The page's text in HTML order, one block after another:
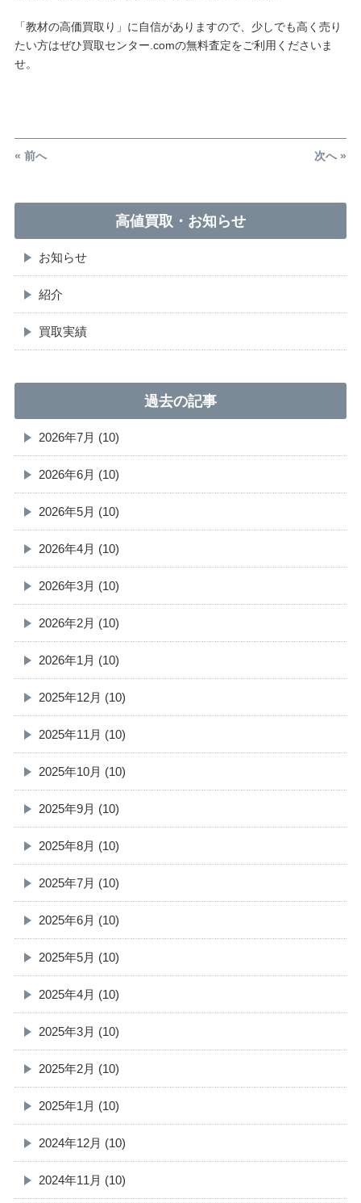
「教材の高価買取り」に自信がありますので、少しでも高く売り
たい方はぜひ買取センター.comの無料査定をご利用くださいま
せ。
« 前へ 次へ »
高値買取・お知らせ
お知らせ
紹介
買取実績
過去の記事
2026年7月 (10)
2026年6月 (10)
2026年5月 (10)
2026年4月 (10)
2026年3月 (10)
2026年2月 (10)
2026年1月 (10)
2025年12月 (10)
2025年11月 (10)
2025年10月 (10)
2025年9月 (10)
2025年8月 (10)
2025年7月 (10)
2025年6月 (10)
2025年5月 (10)
2025年4月 (10)
2025年3月 (10)
2025年2月 (10)
2025年1月 (10)
2024年12月 (10)
2024年11月 (10)